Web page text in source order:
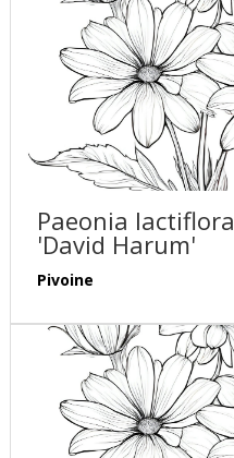
Paeonia lactiflora
'David Harum'
Pivoine